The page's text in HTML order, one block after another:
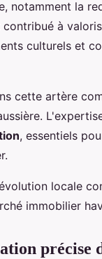
notamment la
à
culturels et
cette artère
, essentiels
locale
immobilier
précise